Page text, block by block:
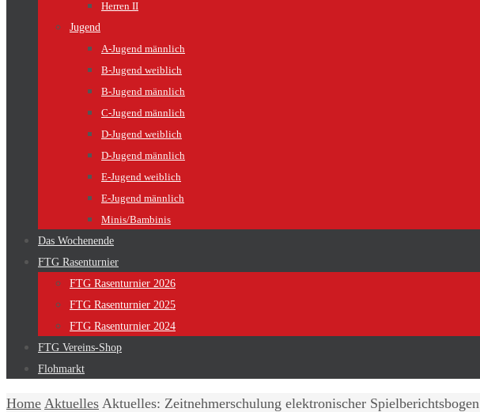
Herren II
Jugend
A-Jugend männlich
B-Jugend weiblich
B-Jugend männlich
C-Jugend männlich
D-Jugend weiblich
D-Jugend männlich
E-Jugend weiblich
E-Jugend männlich
Minis/Bambinis
Das Wochenende
FTG Rasenturnier
FTG Rasenturnier 2026
FTG Rasenturnier 2025
FTG Rasenturnier 2024
FTG Vereins-Shop
Flohmarkt
Home Aktuelles Aktuelles: Zeitnehmerschulung elektronischer Spielberichtsbogen